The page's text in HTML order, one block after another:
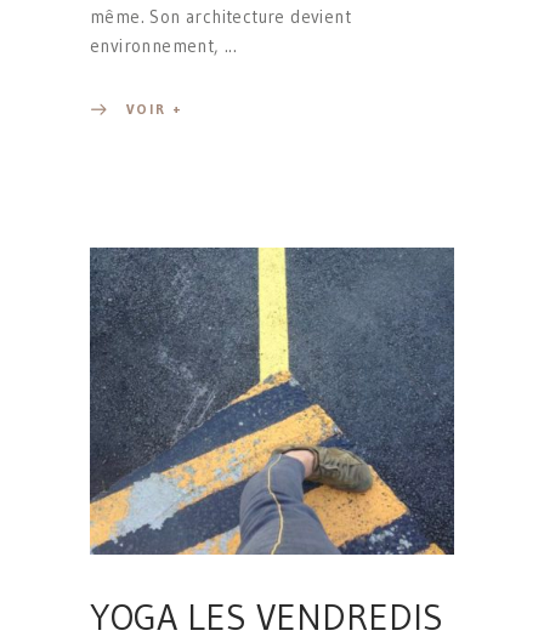
même. Son architecture devient
environnement,
VOIR +
YOGA LES VENDREDIS